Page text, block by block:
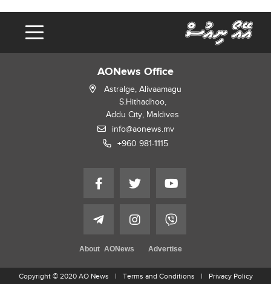
AONews Office
Astralge, Alivaamagu
S.Hithadhoo,
Addu City, Maldives
info@aonews.mv
+960 981-1115
About AONews Advertise
Copyright © 2020 AO News Terms and Conditions Privacy Policy